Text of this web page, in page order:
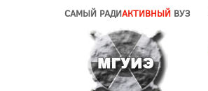
САМЫЙ РАДИАКТИВНЫЙ ВУЗ